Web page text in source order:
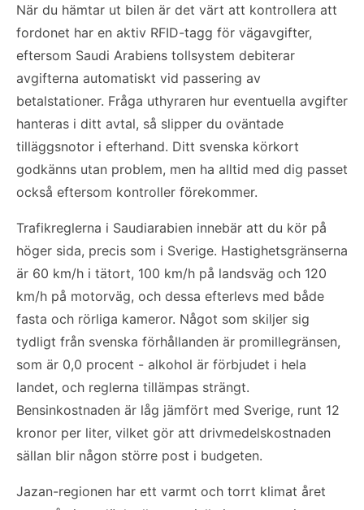
När du hämtar ut bilen är det värt att kontrollera att
fordonet har en aktiv RFID-tagg för vägavgifter,
eftersom Saudi Arabiens tollsystem debiterar
avgifterna automatiskt vid passering av
betalstationer. Fråga uthyraren hur eventuella avgifter
hanteras i ditt avtal, så slipper du oväntade
tilläggsnotor i efterhand. Ditt svenska körkort
godkänns utan problem, men ha alltid med dig passet
också eftersom kontroller förekommer.
Trafikreglerna i Saudiarabien innebär att du kör på
höger sida, precis som i Sverige. Hastighetsgränserna
är 60 km/h i tätort, 100 km/h på landsväg och 120
km/h på motorväg, och dessa efterlevs med både
fasta och rörliga kameror. Något som skiljer sig
tydligt från svenska förhållanden är promillegränsen,
som är 0,0 procent - alkohol är förbjudet i hela
landet, och reglerna tillämpas strängt.
Bensinkostnaden är låg jämfört med Sverige, runt 12
kronor per liter, vilket gör att drivmedelskostnaden
sällan blir någon större post i budgeten.
Jazan-regionen har ett varmt och torrt klimat året